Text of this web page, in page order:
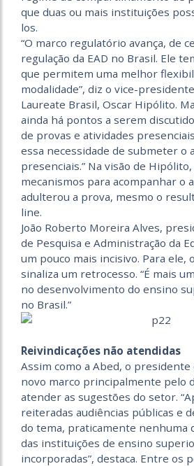
que duas ou mais instituições
los.
“O marco regulatório avança, de
regulação da EAD no Brasil. Ele
que permitem uma melhor
modalidade”, diz o vice-
Laureate Brasil, Oscar Hipólito.
ainda há pontos a serem
de provas e atividades
essa necessidade de submeter o
presenciais.” Na visão de
mecanismos para acompanhar o
adulterou a prova, mesmo o
line.
João Roberto Moreira Alves,
de Pesquisa e Administração da
um pouco mais incisivo. Para ele,
sinaliza um retrocesso. “É mais
no desenvolvimento do ensino
no Brasil.”
Reivindicações não atendidas
Assim como a Abed, o presidente
novo marco principalmente pelo
atender as sugestões do setor.
reiteradas audiências públicas e
do tema, praticamente nenhuma
das instituições de ensino
incorporadas”, destaca. Entre os